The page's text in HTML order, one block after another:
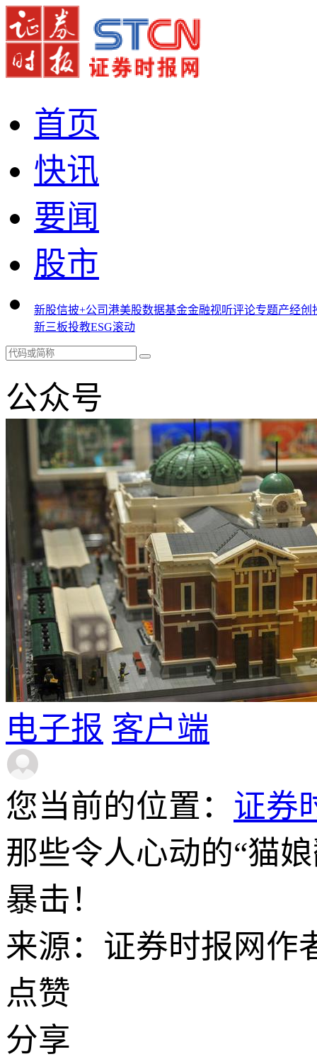
首页
快讯
要闻
股市
新股信披+公司港美股数据基金金融视听评论专题产经创
新三板投教ESG滚动
公众号
电子报 客户端
您当前的位置： 证券
那些令人心动的“猫
暴击！
来源：证券时报网作
点赞
分享